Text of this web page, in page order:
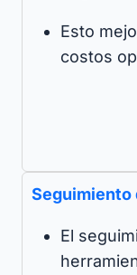
Esto
costos
Seguimiento
El